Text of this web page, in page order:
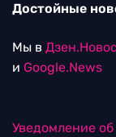
Достойные
Мы в
и Google.News
Уведомление